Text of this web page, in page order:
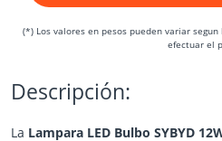
(*) Los valores en pesos pueden variar
efectuar el
Descripción:
La Lampara LED Bulbo SYBYD